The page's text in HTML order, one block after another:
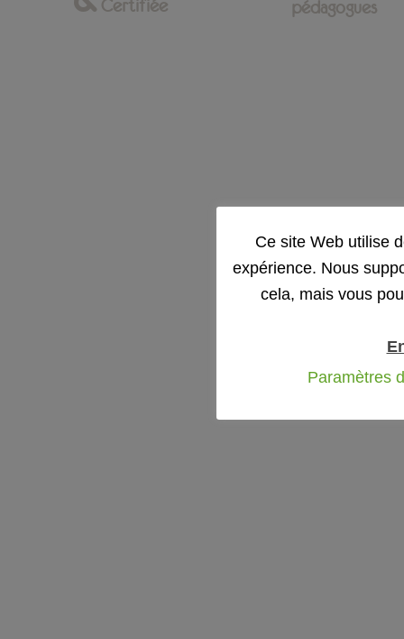
Certifiée pédagogues
Ce site Web utilise
expérience. Nous
cela, mais vous
Paramètres